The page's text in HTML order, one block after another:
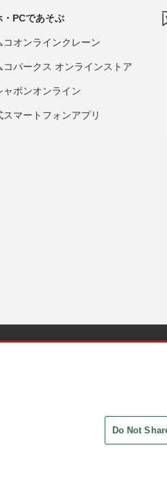
・PCであそぶ
コオンラインクレーン
コパークス オンラインストア
ャポンオンライン
スマートフォンアプリ
Do Not